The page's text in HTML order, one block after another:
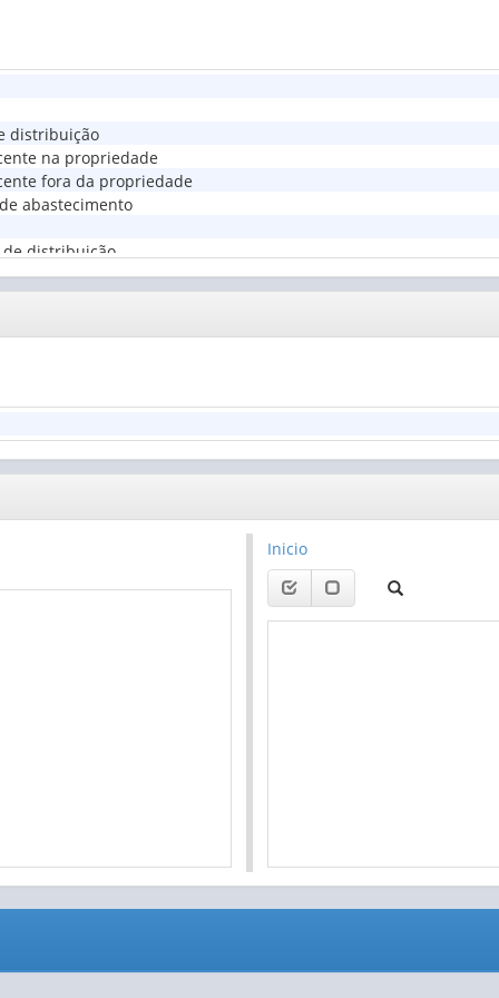
distribuição
na propriedade
fora da propriedade
abastecimento
distribuição
na propriedade
fora da propriedade
de abastecimento
Inicio